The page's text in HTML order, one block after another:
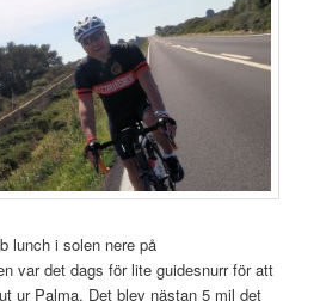
lunch i solen nere på
var det dags för lite guidesnurr för att
ur Palma. Det blev nästan 5 mil det